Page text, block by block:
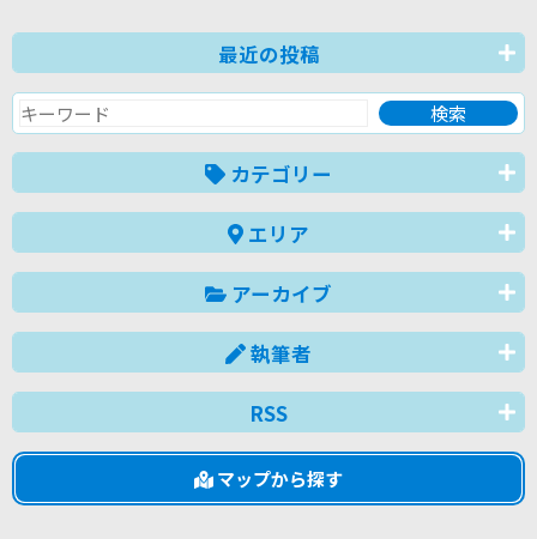
最近の投稿
カテゴリー
エリア
アーカイブ
執筆者
RSS
マップから探す